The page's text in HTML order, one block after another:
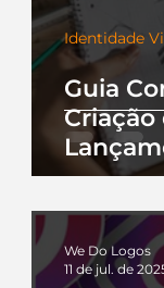
Guia
Identidade
We Do Logos
11 de jul. de